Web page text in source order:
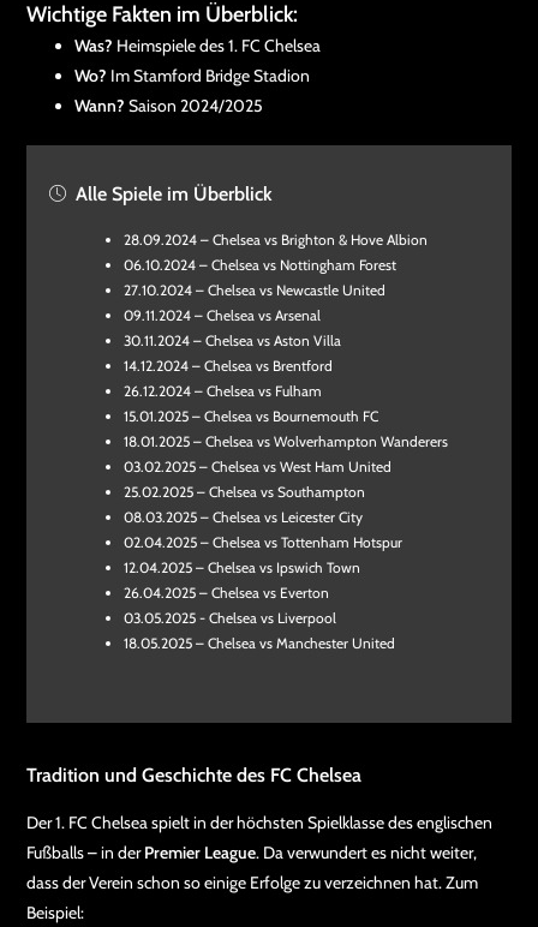
Wichtige Fakten im Überblick:
Was? Heimspiele des 1. FC Chelsea
Wo? Im Stamford Bridge Stadion
Wann? Saison 2024/2025
Alle Spiele im Überblick
28.09.2024 – Chelsea vs Brighton & Hove Albion
06.10.2024 – Chelsea vs Nottingham Forest
27.10.2024 – Chelsea vs Newcastle United
09.11.2024 – Chelsea vs Arsenal
30.11.2024 – Chelsea vs Aston Villa
14.12.2024 – Chelsea vs Brentford
26.12.2024 – Chelsea vs Fulham
15.01.2025 – Chelsea vs Bournemouth FC
18.01.2025 – Chelsea vs Wolverhampton Wanderers
03.02.2025 – Chelsea vs West Ham United
25.02.2025 – Chelsea vs Southampton
08.03.2025 – Chelsea vs Leicester City
02.04.2025 – Chelsea vs Tottenham Hotspur
12.04.2025 – Chelsea vs Ipswich Town
26.04.2025 – Chelsea vs Everton
03.05.2025 - Chelsea vs Liverpool
18.05.2025 – Chelsea vs Manchester United
Tradition und Geschichte des FC Chelsea
Der 1. FC Chelsea spielt in der höchsten Spielklasse des englischen
Fußballs – in derPremier League. Da verwundert es nicht weiter,
dass der Verein schon so einige Erfolge zu verzeichnen hat. Zum
Beispiel: